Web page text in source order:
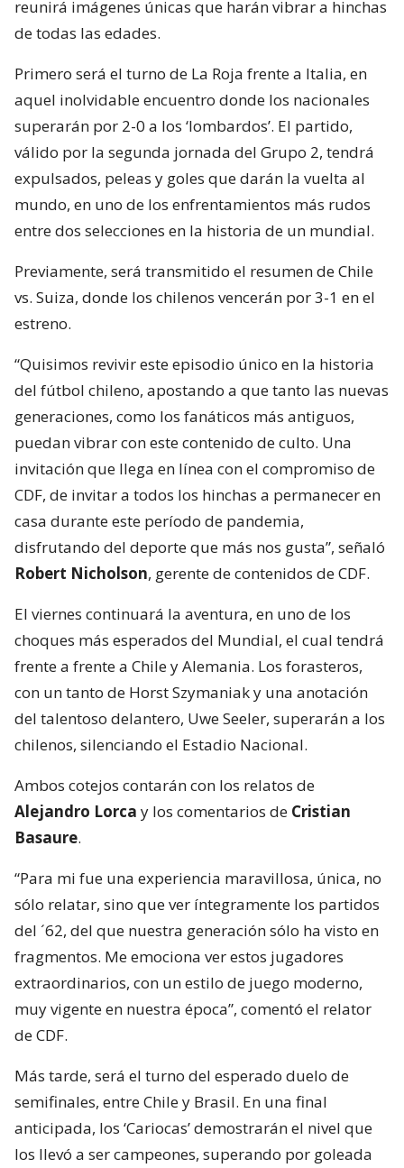
reunirá imágenes únicas que harán vibrar a hinchas
de todas las edades.
Primero será el turno de La Roja frente a Italia, en
aquel inolvidable encuentro donde los nacionales
superarán por 2-0 a los ‘lombardos’. El partido,
válido por la segunda jornada del Grupo 2, tendrá
expulsados, peleas y goles que darán la vuelta al
mundo, en uno de los enfrentamientos más rudos
entre dos selecciones en la historia de un mundial.
Previamente, será transmitido el resumen de Chile
vs. Suiza, donde los chilenos vencerán por 3-1 en el
estreno.
“Quisimos revivir este episodio único en la historia
del fútbol chileno, apostando a que tanto las nuevas
generaciones, como los fanáticos más antiguos,
puedan vibrar con este contenido de culto. Una
invitación que llega en línea con el compromiso de
CDF, de invitar a todos los hinchas a permanecer en
casa durante este período de pandemia,
disfrutando del deporte que más nos gusta”, señaló
Robert Nicholson, gerente de contenidos de CDF.
El viernes continuará la aventura, en uno de los
choques más esperados del Mundial, el cual tendrá
frente a frente a Chile y Alemania. Los forasteros,
con un tanto de Horst Szymaniak y una anotación
del talentoso delantero, Uwe Seeler, superarán a los
chilenos, silenciando el Estadio Nacional.
Ambos cotejos contarán con los relatos de
Alejandro Lorca y los comentarios de Cristian
Basaure.
“Para mi fue una experiencia maravillosa, única, no
sólo relatar, sino que ver íntegramente los partidos
del ´62, del que nuestra generación sólo ha visto en
fragmentos. Me emociona ver estos jugadores
extraordinarios, con un estilo de juego moderno,
muy vigente en nuestra época”, comentó el relator
de CDF.
Más tarde, será el turno del esperado duelo de
semifinales, entre Chile y Brasil. En una final
anticipada, los ‘Cariocas’ demostrarán el nivel que
los llevó a ser campeones, superando por goleada